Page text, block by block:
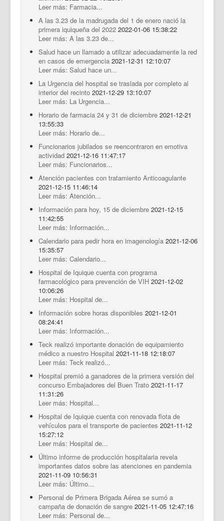
Leer más: Farmacia...
A las 3.23 de la madrugada del 1 de enero nació la
primera iquiqueña del 2022 2022-01-06 15:38:22
Leer más: A las 3.23 de...
Salud hace un llamado a utilizar adecuadamente la red
en casos de emergencia 2021-12-31 12:10:07
Leer más: Salud hace un...
La Urgencia del hospital se traslada por completo al
interior del recinto 2021-12-29 13:10:07
Leer más: La Urgencia...
Horario de farmacia 24 y 31 de diciembre 2021-12-21
13:55:33
Leer más: Horario de...
Funcionarios jubilados se reencontraron en emotiva
actividad 2021-12-16 11:47:17
Leer más: Funcionarios...
Atención pacientes con tratamiento Anticoagulante
2021-12-15 11:46:14
Leer más: Atención...
Información para hoy, 15 de diciembre 2021-12-15
11:42:55
Leer más: Información...
Calendario para pedir hora en imagenología 2021-12-06
15:35:57
Leer más: Calendario...
Hospital de Iquique cuenta con programa
farmacológico para prevención de VIH 2021-12-02
10:06:26
Leer más: Hospital de...
Información sobre horas disponibles 2021-12-01
08:24:41
Leer más: Información...
Teck realizó importante donación de equipamiento
médico a nuestro Hospital 2021-11-18 12:18:07
Leer más: Teck realizó...
Hospital premió a ganadores de la primera versión del
concurso Embajadores del Buen Trato 2021-11-17
11:31:26
Leer más: Hospital...
Hospital de Iquique cuenta con renovada flota de
vehículos para el transporte de pacientes 2021-11-12
15:27:12
Leer más: Hospital de...
Último informe de producción hospitalaria revela
importantes datos sobre las atenciones en pandemia
2021-11-09 10:56:31
Leer más: Último...
Personal de Primera Brigada Aérea se sumó a
campaña de donación de sangre 2021-11-05 12:47:16
Leer más: Personal de...